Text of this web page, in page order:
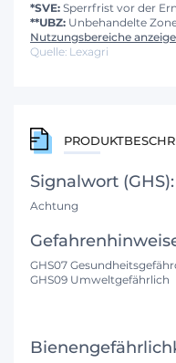
*SVE: Sperrfrist vor der
**UBZ: Unbehandelte
Nutzungsbereiche
Quelle: Lexagri
Signalwort (GHS):
Achtung
GHS07
GHS09 Umweltgefährlich